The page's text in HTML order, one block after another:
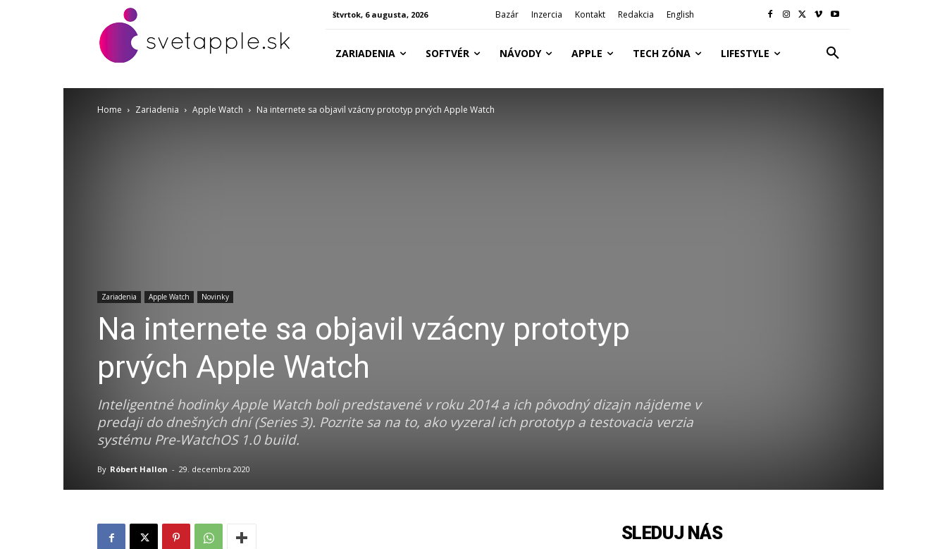
štvrtok, 6 augusta, 2026 Bazár Inzercia Kontakt Redakcia English
ZARIADENIA SOFTVÉR NÁVODY APPLE TECH ZÓNA LIFESTYLE
Home Zariadenia Apple Watch Na internete sa objavil vzácny prototyp prvých Apple Watch
Zariadenia Apple Watch Novinky
Na internete sa objavil vzácny prototyp
prvých Apple Watch
Inteligentné hodinky Apple Watch boli predstavené v roku 2014 a ich pôvodný dizajn nájdeme v
predaji do dnešných dní (Series 3). Pozrite sa na to, ako vyzeral ich prototyp a testovacia verzia
systému Pre-WatchOS 1.0 build.
By Róbert Hallon - 29. decembra 2020
SLEDUJ NÁS